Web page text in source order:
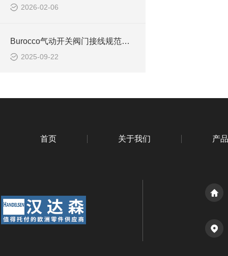
2026-02-06
Burocco气动开关阀门接线规范与操作指南
2025-09-22
首页 关于我们 产